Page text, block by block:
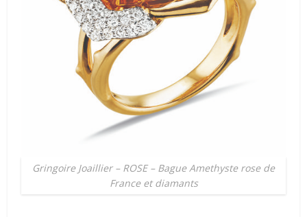
Gringoire Joaillier – ROSE – Bague Amethyste rose de
France et diamants